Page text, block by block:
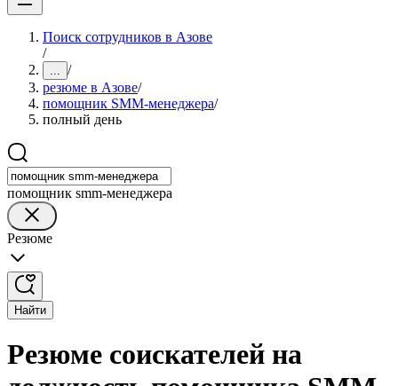
Поиск сотрудников в Азове
/
... /
резюме в Азове/
помощник SMM-менеджера/
полный день
помощник smm-менеджера
Резюме
Найти
Резюме соискателей на